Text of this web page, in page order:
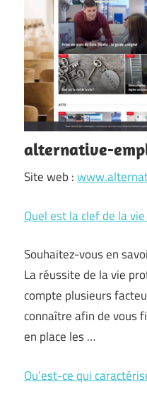
alternative-
Site web :
Quel est la clef de la vie
Souhaitez-vous en
La réussite de la vie
compte plusieurs
connaître afin de vous
en place les …
Qu’est-ce qui